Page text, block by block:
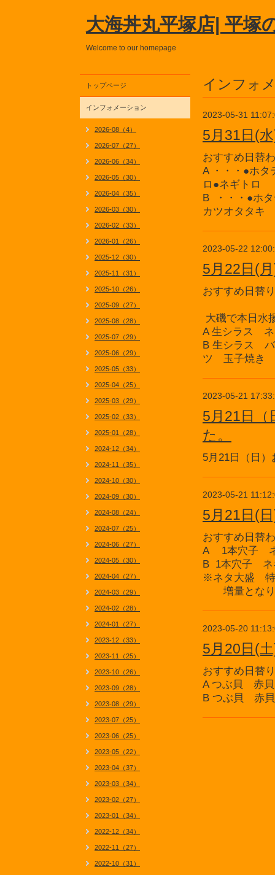
大海丼丸平塚店| 平塚
Welcome to our homepage
インフォ
2023-05-31
5月31日(
おすすめ日替
A ・・・●ホ
ロ●ネギトロ
B ・・・●ホ
カツオタタキ
2023-05-22
5月22日(
おすすめ日
大磯で本日水
A 生シラス
B 生シラス
ツ 玉子焼き
2023-05-21
5月21日（
た。
5月21日（日
2023-05-21
5月21日(
おすすめ日替
A 1本穴子
B 1本穴子
※ネタ大盛 特
増量となり
2023-05-20
5月20日(
おすすめ日替
A つぶ貝 赤
B つぶ貝 赤
トップページ
インフォメーション
2026-08（4）
2026-07（27）
2026-06（34）
2026-05（30）
2026-04（35）
2026-03（30）
2026-02（33）
2026-01（26）
2025-12（30）
2025-11（31）
2025-10（26）
2025-09（27）
2025-08（28）
2025-07（29）
2025-06（29）
2025-05（33）
2025-04（25）
2025-03（29）
2025-02（33）
2025-01（28）
2024-12（34）
2024-11（35）
2024-10（30）
2024-09（30）
2024-08（24）
2024-07（25）
2024-06（27）
2024-05（30）
2024-04（27）
2024-03（29）
2024-02（28）
2024-01（27）
2023-12（33）
2023-11（25）
2023-10（26）
2023-09（28）
2023-08（29）
2023-07（25）
2023-06（25）
2023-05（22）
2023-04（37）
2023-03（34）
2023-02（27）
2023-01（34）
2022-12（34）
2022-11（27）
2022-10（31）